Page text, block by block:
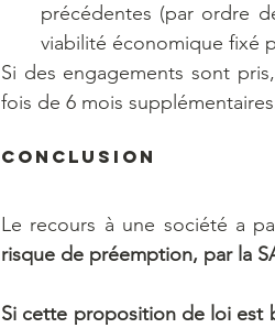
précédentes (par ordre
viabilité économique fixé
Si des engagements sont
fois de 6 mois
Conclusion
Le recours à une société a
risque de préemption, par la
Si cette proposition de loi est